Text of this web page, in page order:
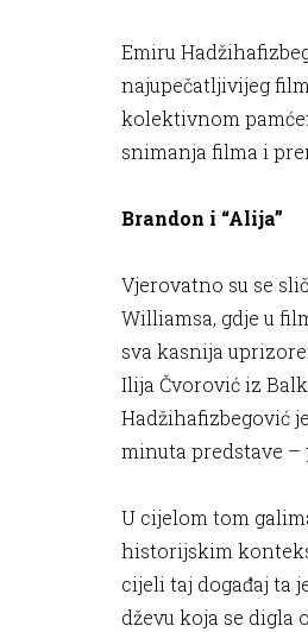
Emiru
najupečatljivijeg
kolektivnom
snimanja filma i
Brandon i “Alija”
Vjerovatno su se
Williamsa, gdje u
sva kasnija
Ilija Čvorović iz
Hadžihafizbegović
minuta predstave –
U cijelom tom
historijskim
cijeli taj događaj ta
dževu koja se digla